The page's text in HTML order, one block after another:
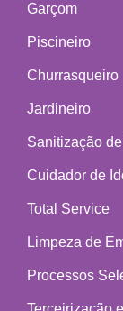
Garçom
Piscineiro
Churrasqueiro
Jardineiro
Sanitização
Cuidador de
Total Service
Limpeza de
Processos